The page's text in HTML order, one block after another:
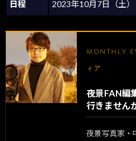
日程 2023年10月7日（土
MONTHLY
ィア
夜景FAN編
行きません
夜景写真家・